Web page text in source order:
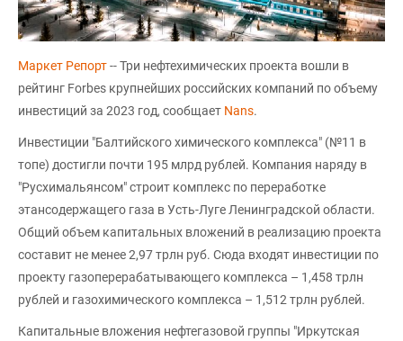
Маркет Репорт-- Три нефтехимических проекта вошли в
рейтинг Forbes крупнейших российских компаний по объему
инвестиций за 2023 год, сообщает Nans.
Инвестиции "Балтийского химического комплекса" (№11 в
топе) достигли почти 195 млрд рублей. Компания наряду в
"Русхимальянсом" строит комплекс по переработке
этансодержащего газа в Усть-Луге Ленинградской области.
Общий объем капитальных вложений в реализацию проекта
составит не менее 2,97 трлн руб. Сюда входят инвестиции по
проекту газоперерабатывающего комплекса – 1,458 трлн
рублей и газохимического комплекса – 1,512 трлн рублей.
Капитальные вложения нефтегазовой группы "Иркутская